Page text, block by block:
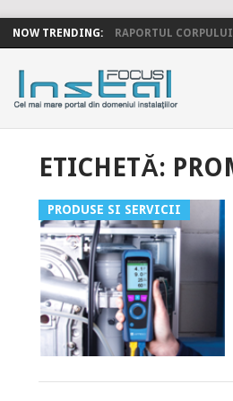
NOW TRENDING: RAPORTUL
ETICHETĂ:
PRODUSE SI SERVICII